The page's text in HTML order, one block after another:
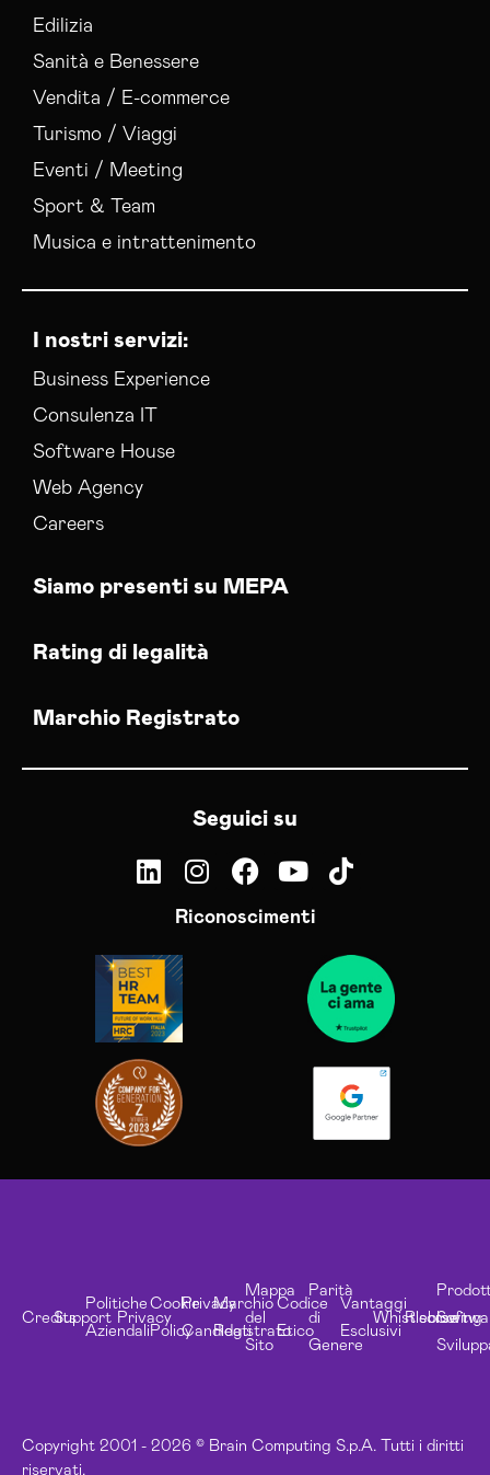
Edilizia
Sanità e Benessere
Vendita / E-commerce
Turismo / Viaggi
Eventi / Meeting
Sport & Team
Musica e intrattenimento
I nostri servizi:
Business Experience
Consulenza IT
Software House
Web Agency
Careers
Siamo presenti su MEPA
Rating di legalità
Marchio Registrato
Seguici su
Riconoscimenti
Copyright 2001 - 2026 © Brain Computing S.p.A. Tutti i diritti
riservati.
CreditsSupport
Politiche
Aziendali
Privacy
Cookie
Policy
Privacy
Candidati
Marchio
Registrato
Mappa
del
Sito
Codice
Etico
Parità
di
Genere
Vantaggi
Esclusivi
Whistleblowing
Risorse